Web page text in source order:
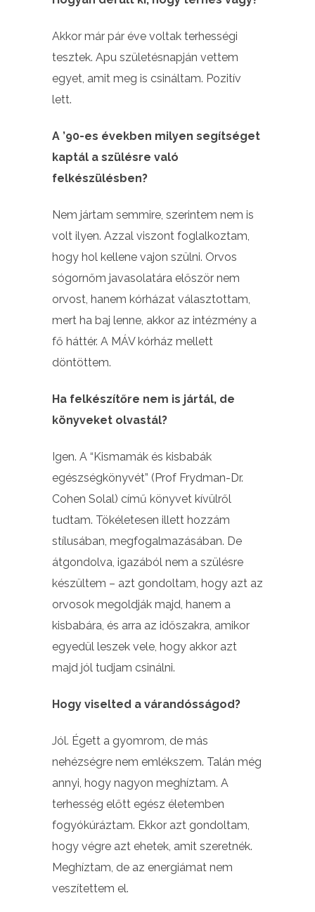
Akkor már pár éve voltak terhességi
tesztek. Apu születésnapján vettem
egyet, amit meg is csináltam. Pozitív
lett.
A ’90-es években milyen segítséget
kaptál a szülésre való
felkészülésben?
Nem jártam semmire, szerintem nem is
volt ilyen. Azzal viszont foglalkoztam,
hogy hol kellene vajon szülni. Orvos
sógornőm javasolatára először nem
orvost, hanem kórházat választottam,
mert ha baj lenne, akkor az intézmény a
fő háttér. A MÁV kórház mellett
döntöttem.
Ha felkészítőre nem is jártál, de
könyveket olvastál?
Igen. A “Kismamák és kisbabák
egészségkönyvét” (Prof Frydman-Dr.
Cohen Solal) című könyvet kívülről
tudtam. Tökéletesen illett hozzám
stílusában, megfogalmazásában. De
átgondolva, igazából nem a szülésre
készültem – azt gondoltam, hogy azt az
orvosok megoldják majd, hanem a
kisbabára, és arra az időszakra, amikor
egyedül leszek vele, hogy akkor azt
majd jól tudjam csinálni.
Hogy viselted a várandósságod?
Jól. Égett a gyomrom, de más
nehézségre nem emlékszem. Talán még
annyi, hogy nagyon meghíztam. A
terhesség előtt egész életemben
fogyókúráztam. Ekkor azt gondoltam,
hogy végre azt ehetek, amit szeretnék.
Meghíztam, de az energiámat nem
veszítettem el.